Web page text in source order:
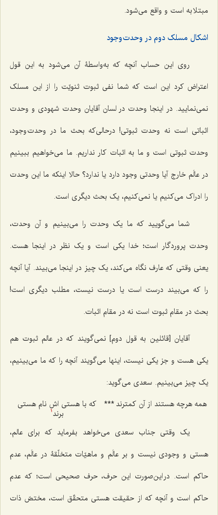
مبتلا به است و واقع می‌شود.
اشکال مسلک دوم در وحدت وجود
روی این حساب آنچه که به‌واسطۀ آن می‌شود به این قول
اعتراض کرد این است که شما نفی ثبوت ثنویّت را از این مسلک
نمی‌نمایید. در اینجا وحدت در لسان آقایان وحدت شهودی و وحدت
اثباتی است نه وحدت ثبوتی! درحالی‌که بحث ما در وحدت وجود،
وحدت ثبوتی است و ما به اثبات کار نداریم. ما می‌خواهیم ببینیم
در عالَم خارج آیا وحدتی وجود دارد یا ندارد؟ حالا اینکه ما این وحدت
را ادراک می‌کنیم یا نمی‌کنیم، یک بحث دیگری است.
شما می‌گویید که ما یک وحدت را می‌بینیم و آن وحدت،
وحدت پروردگار است؛ خدا یکی است و یک نظر در اینجا هست.
یعنی وقتی که عارف نگاه می‌کند، یک چیز در اینجا می‌بیند. آیا آنچه
را که می‌بیند درست است یا درست نیست، مطلب دیگری است!
بحث در مقام ثبوت است نه در مقام اثبات.
آقایان [قائلین به قول دوم] نمی‌گویند که در عالم ثبوت هم
یکی هست و جز یکی نیست، اینها می‌گویند آنچه را که ما می‌بینیم،
یک چیز می‌بینیم. سعدی می‌گوید:
همه هرچه هستند از آن کمترند***
که با هستی اش نام هستی
برند 1
یک وقتی جناب سعدی می‌خواهد بفرماید که برای عالم،
هستی و وجودی نیست و بر عالَم و ماهیّات متخلّقۀ در عالَم، عدم
حاکم است. در این‌صورت این حرف، حرف صحیحی است؛ که عدم
حاکم است و آنچه که از حقیقت هستی متحقّق است، مختصّ ذات